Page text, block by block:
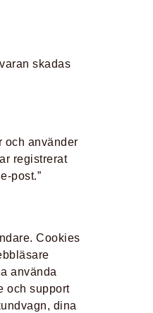
skadas
och använder
registrerat
post.”
Cookies
använda
och support
dina